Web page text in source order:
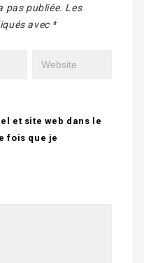
pas publiée. Les
avec *
et site web dans le
fois que je